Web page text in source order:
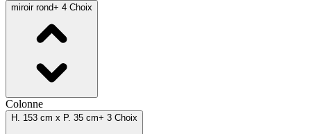
miroir rond+ 4 Choix
Colonne
H. 153 cm x P. 35 cm+ 3 Choix